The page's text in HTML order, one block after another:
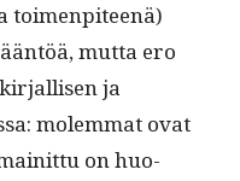
toimen­piteenä)
mut­ta ero
ja
molem­mat ovat
on huo­